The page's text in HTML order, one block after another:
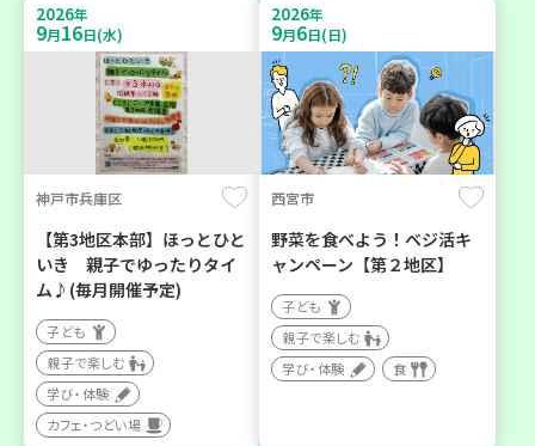
2026年
9月16日(水)
神戸市兵庫区
【第3地区本部】ほっとひと
いき 親子でゆったりタイ
ム♪(毎月開催予定)
子ども
親子で楽しむ
学び・体験
カフェ・つどい場
2026年
9月6日(日)
西宮市
野菜を食べよう！ベジ活キ
ャンペーン【第２地区】
子ども
親子で楽しむ
学び・体験
食